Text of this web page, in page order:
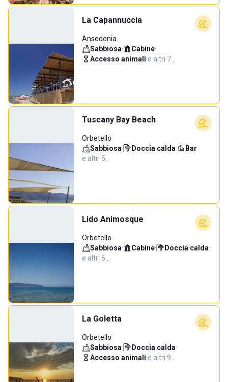
La Capannuccia
Ansedonia
Sabbiosa· Cabine·
Accesso animali·e altri 7…
Tuscany Bay Beach
Orbetello
Sabbiosa· Doccia calda· Bar·
e altri 5…
Lido Animosque
Orbetello
Sabbiosa· Cabine· Doccia calda·
e altri 6…
La Goletta
Orbetello
Sabbiosa· Doccia calda·
Accesso animali·e altri 9…